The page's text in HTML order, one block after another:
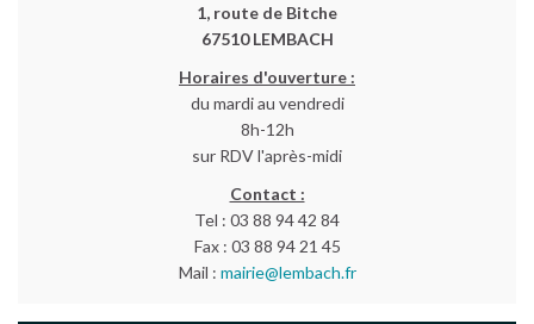
1, route de Bitche
67510 LEMBACH
Horaires d'ouverture :
du mardi au vendredi
8h-12h
sur RDV l'après-midi
Contact :
Tel : 03 88 94 42 84
Fax : 03 88 94 21 45
Mail : mairie@lembach.fr